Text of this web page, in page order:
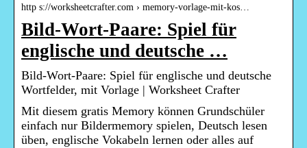
http s://worksheetcrafter.com › memory-vorlage-mit-kos…
Bild-Wort-Paare: Spiel für
englische und deutsche …
Bild-Wort-Paare: Spiel für englische und deutsche
Wortfelder, mit Vorlage | Worksheet Crafter
Mit diesem gratis Memory können Grundschüler
einfach nur Bildermemory spielen, Deutsch lesen
üben, englische Vokabeln lernen oder alles auf